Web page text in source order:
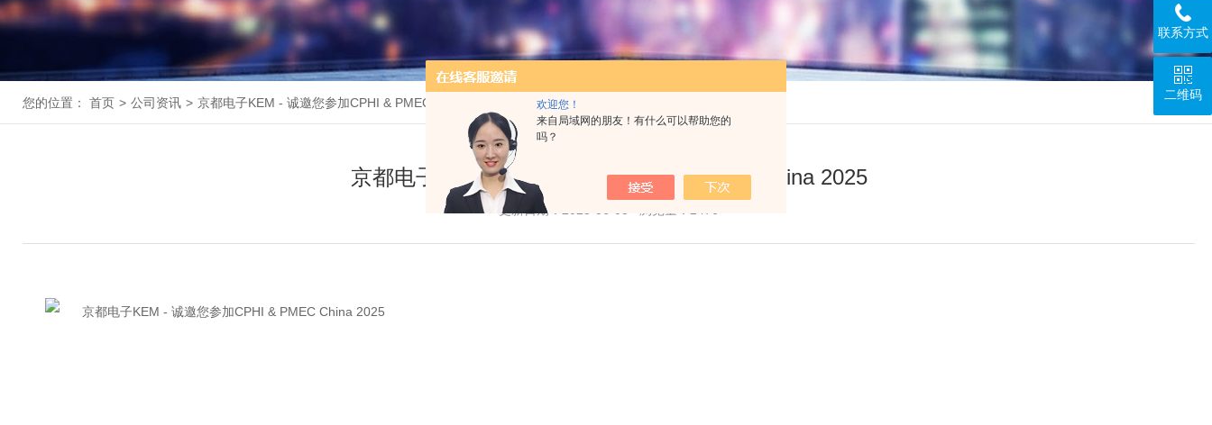
欢迎您！
来自局域网的朋友！有什么可以帮助您的
吗？
您的位置： 首页 > 公司资讯 > 京都电子KEM - 诚邀您参加CPHI & PMEC China 2025
京都电子KEM - 诚邀您参加CPHI & PMEC China 2025
更新日期：2025-06-03 浏览量：2476
联系方式
二维码